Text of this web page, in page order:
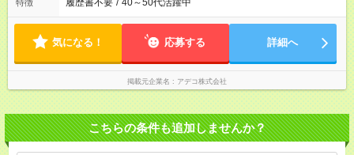
特徴 履歴書不要 / 40～50代活躍中
気になる！ 応募する 詳細へ
掲載元企業名 アデコ株式会社
こちらの条件も追加しませんか？